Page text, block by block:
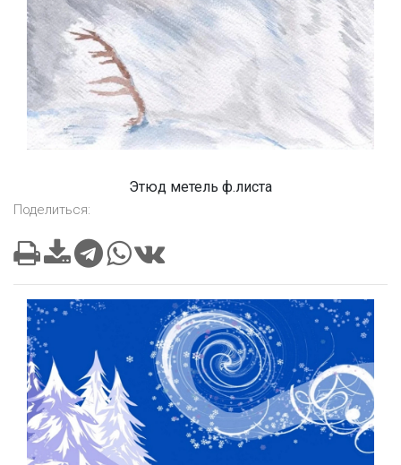
Этюд метель ф.листа
Поделиться: